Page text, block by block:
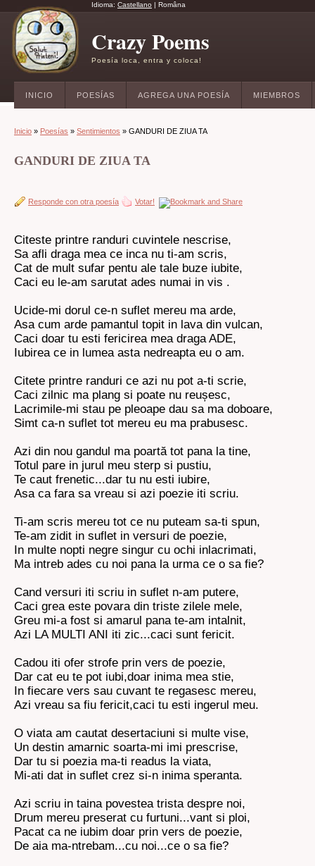
Idioma: Castellano | Româna
Crazy Poems
Poesía loca, entra y coloca!
INICIO POESÍAS AGREGA UNA POESÍA MIEMBROS
Inicio » Poesías » Sentimientos » GANDURI DE ZIUA TA
GANDURI DE ZIUA TA
Responde con otra poesía Votar!
Citeste printre randuri cuvintele nescrise,
Sa afli draga mea ce inca nu ti-am scris,
Cat de mult sufar pentu ale tale buze iubite,
Caci eu le-am sarutat ades numai in vis .
Ucide-mi dorul ce-n suflet mereu ma arde,
Asa cum arde pamantul topit in lava din vulcan,
Caci doar tu esti fericirea mea draga ADE,
Iubirea ce in lumea asta nedreapta eu o am.
Citete printre randuri ce azi nu pot a-ti scrie,
Caci zilnic ma plang si poate nu reușesc,
Lacrimile-mi stau pe pleoape dau sa ma doboare,
Simt ca-n suflet tot mereu eu ma prabusesc.
Azi din nou gandul ma poartă tot pana la tine,
Totul pare in jurul meu sterp si pustiu,
Te caut frenetic...dar tu nu esti iubire,
Asa ca fara sa vreau si azi poezie iti scriu.
Ti-am scris mereu tot ce nu puteam sa-ti spun,
Te-am zidit in suflet in versuri de poezie,
In multe nopti negre singur cu ochi inlacrimati,
Ma intreb ades cu noi pana la urma ce o sa fie?
Cand versuri iti scriu in suflet n-am putere,
Caci grea este povara din triste zilele mele,
Greu mi-a fost si amarul pana te-am intalnit,
Azi LA MULTI ANI iti zic...caci sunt fericit.
Cadou iti ofer strofe prin vers de poezie,
Dar cat eu te pot iubi,doar inima mea stie,
In fiecare vers sau cuvant te regasesc mereu,
Azi vreau sa fiu fericit,caci tu esti ingerul meu.
O viata am cautat desertaciuni si multe vise,
Un destin amarnic soarta-mi imi prescrise,
Dar tu si poezia ma-ti readus la viata,
Mi-ati dat in suflet crez si-n inima speranta.
Azi scriu in taina povestea trista despre noi,
Drum mereu preserat cu furtuni...vant si ploi,
Pacat ca ne iubim doar prin vers de poezie,
De aia ma-ntrebam...cu noi...ce o sa fie?